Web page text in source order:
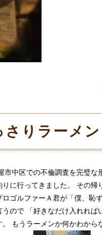
さりラーメン
市中区での不倫調査を完璧な
に行ってきました。 その帰
ゴルファーＡ君が「僕、恥
ので 「好きなだけ入れれば
もうラーメンか何かわから